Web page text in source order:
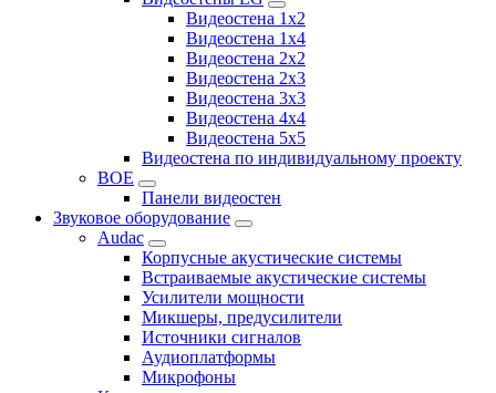
Видеостена 1x2
Видеостена 1x4
Видеостена 2x2
Видеостена 2x3
Видеостена 3x3
Видеостена 4x4
Видеостена 5x5
Видеостена по индивидуальному проекту
BOE
Панели видеостен
Звуковое оборудование
Audac
Корпусные акустические системы
Встраиваемые акустические системы
Усилители мощности
Микшеры, предусилители
Источники сигналов
Аудиоплатформы
Микрофоны